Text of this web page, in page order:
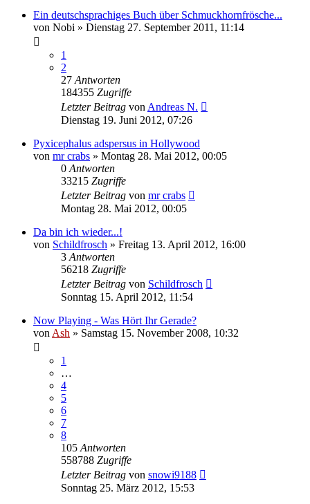
Ein deutschsprachiges Buch über Schmuckhornfrösche...
von Nobi » Dienstag 27. September 2011, 11:14
1
2
27 Antworten
184355 Zugriffe
Letzter Beitrag von Andreas N.
Dienstag 19. Juni 2012, 07:26
Pyxicephalus adspersus in Hollywood
von mr crabs » Montag 28. Mai 2012, 00:05
0 Antworten
33215 Zugriffe
Letzter Beitrag von mr crabs
Montag 28. Mai 2012, 00:05
Da bin ich wieder...!
von Schildfrosch » Freitag 13. April 2012, 16:00
3 Antworten
56218 Zugriffe
Letzter Beitrag von Schildfrosch
Sonntag 15. April 2012, 11:54
Now Playing - Was Hört Ihr Gerade?
von Ash » Samstag 15. November 2008, 10:32
1
…
4
5
6
7
8
105 Antworten
558788 Zugriffe
Letzter Beitrag von snowi9188
Sonntag 25. März 2012, 15:53